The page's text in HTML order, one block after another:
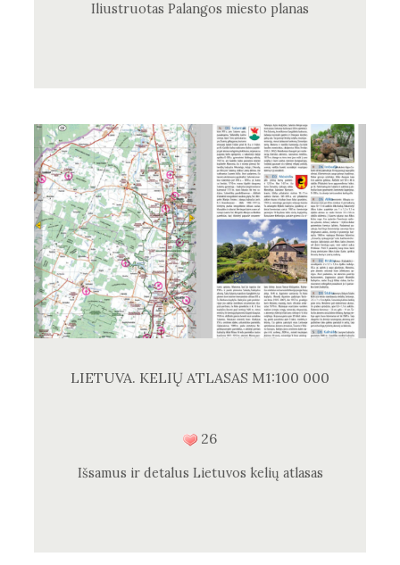
Iliustruotas Palangos miesto planas
LIETUVA. KELIŲ ATLASAS M1:100 000
26
Išsamus ir detalus Lietuvos kelių atlasas